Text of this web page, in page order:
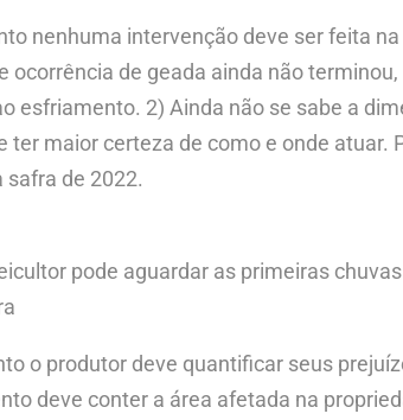
nenhuma intervenção deve ser feita
ocorrência de geada ainda não
esfriamento. 2) Ainda não se sabe a
ter maior certeza de como e onde
safra de 2022.
pode aguardar as primeiras
o produtor deve quantificar seus
deve conter a área afetada na